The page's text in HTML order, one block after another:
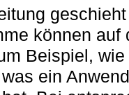
können
Beispiel,
ein